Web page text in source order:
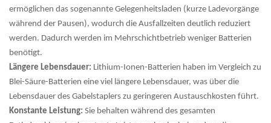
ermöglichen das sogenannte Gelegenheitsladen (kurze Ladevorgänge
während der Pausen), wodurch die Ausfallzeiten deutlich reduziert
werden. Dadurch werden im Mehrschichtbetrieb weniger Batterien
benötigt.
Längere Lebensdauer: Lithium-Ionen-Batterien haben im Vergleich zu
Blei-Säure-Batterien eine viel längere Lebensdauer, was über die
Lebensdauer des Gabelstaplers zu geringeren Austauschkosten führt.
Konstante Leistung: Sie behalten während des gesamten